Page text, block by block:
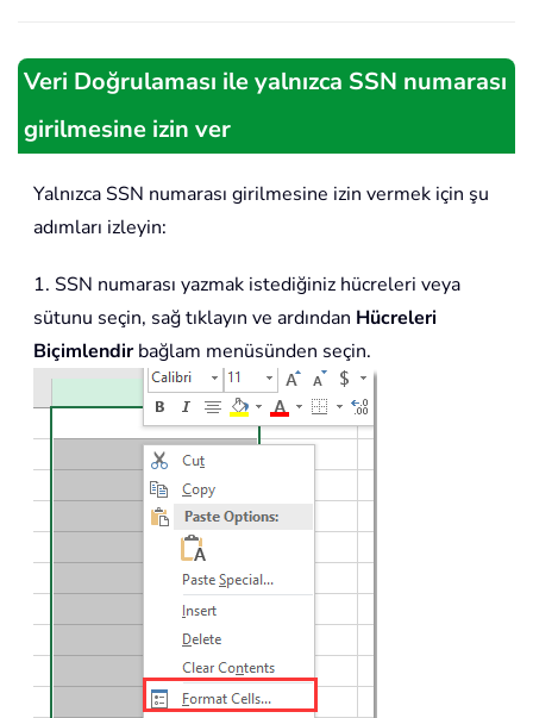
Veri Doğrulaması ile yalnızca SSN numarası
girilmesine izin ver
Yalnızca SSN numarası girilmesine izin vermek için şu
adımları izleyin:
1. SSN numarası yazmak istediğiniz hücreleri veya
sütunu seçin, sağ tıklayın ve ardından Hücreleri
Biçimlendirbağlam menüsünden seçin.